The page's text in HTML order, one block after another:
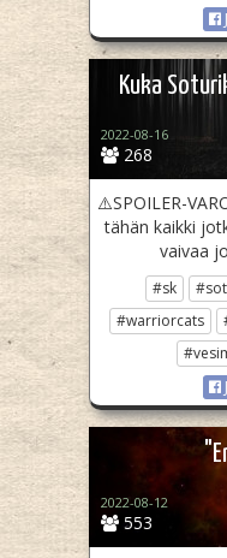
Kuka
268
2022-08-16
⚠️SPOILER-
tähän kaikki
vaivaa
#sk
#warriorcats
553
2022-08-12